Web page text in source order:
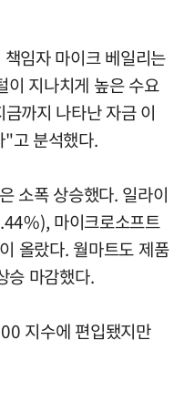
임자 마이크 베일리는
이 지나치게 높은 수요
까지 나타난 자금 이
"고 분석했다.
소폭 상승했다. 일라이
마이크로소프트
올랐다. 월마트도 제품
승 마감했다.
지수에 편입됐지만